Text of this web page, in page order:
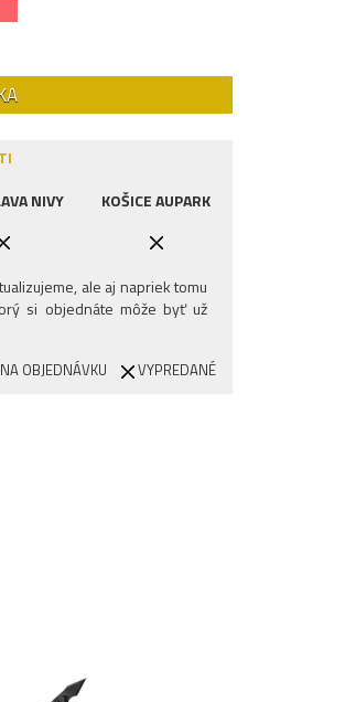
NIVY KOŠICE AUPARK
ale aj napriek tomu
si objednáte môže byť už
NA OBJEDNÁVKU VYPREDANÉ